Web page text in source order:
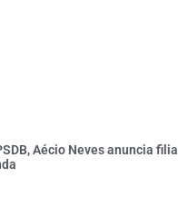
Aécio Neves anuncia